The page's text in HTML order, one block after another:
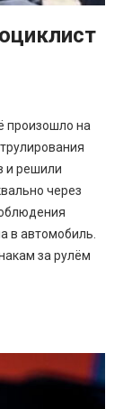
произошло на
и решили
через
в автомобиль.
за рулём